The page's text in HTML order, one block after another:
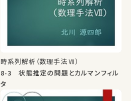
時系列解析（数理手法Ⅶ）
8-3 状態推定の問題とカルマンフィル
タ